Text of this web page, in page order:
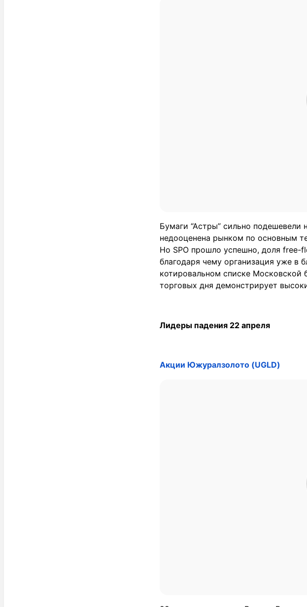
Бумаги “Астры” сильно подешевели
недооценена рынком по основным
Но SPO прошло успешно, доля free-
благодаря чему организация уже в
котировальном списке Московской
торговых дня демонстрирует
Лидеры падения 22 апреля
Акции Южуралзолото (UGLD)